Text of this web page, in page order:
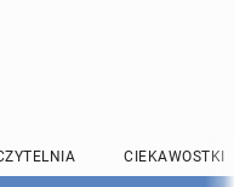
CIEKAWOSTKI